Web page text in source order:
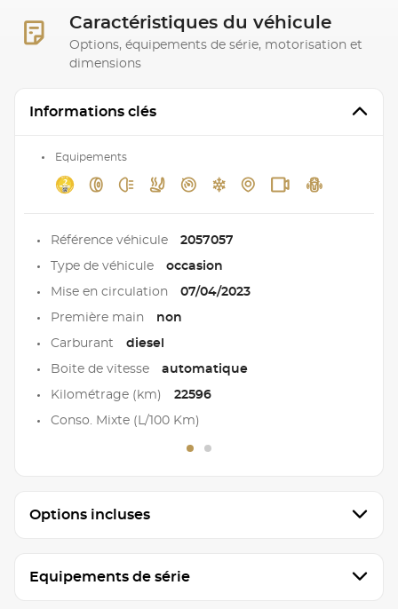
Caractéristiques du véhicule
Options, équipements de série, motorisation et
dimensions
Informations clés
Equipements
Référence véhicule 2057057
Type de véhicule occasion
Mise en circulation 07/04/2023
Première main non
Carburant diesel
Boite de vitesse automatique
Kilométrage (km) 22596
Conso. Mixte (L/100 Km)
Options incluses
Equipements de série